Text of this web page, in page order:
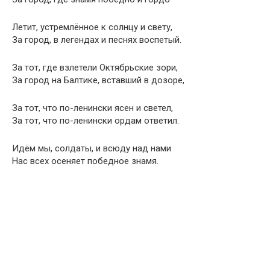
Летит, устремлённое к солнцу и свету,
За город, в легендах и песнях воспетый.
За тот, где взлетели Октябрьские зори,
За город на Балтике, вставший в дозоре,
За тот, что по-ленински ясен и светел,
За тот, что по-ленински ордам ответил.
Идём мы, солдаты, и всюду над нами
Нас всех осеняет победное знамя.